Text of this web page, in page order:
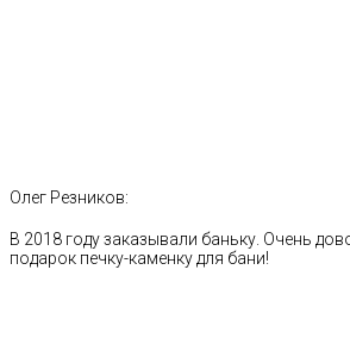
Олег Резников:
В 2018 году заказывали баньку. Очень
подарок печку-каменку для бани!